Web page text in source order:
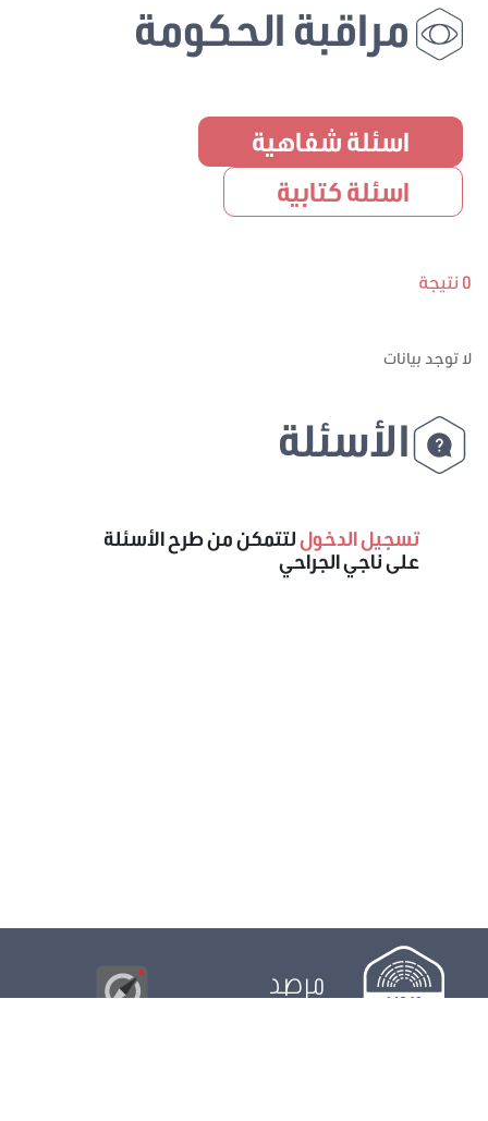
مراقبة الحكومة
اسئلة شفاهية
اسئلة كتابية
0 نتيجة
لا توجد بيانات
الأسئلة
تسجيل الدخوللتتمكن من طرح الأسئلة
على ناجي الجراحي
مرصد